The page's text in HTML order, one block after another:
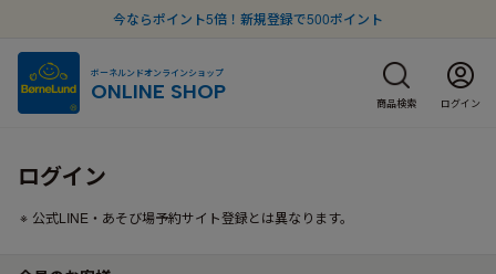
今ならポイント5倍！新規登録で500ポイント
ボーネルンドオンラインショップ
ONLINE SHOP 商品検索 ログイン
ログイン
公式LINE・あそび場予約サイト登録とは異なります。